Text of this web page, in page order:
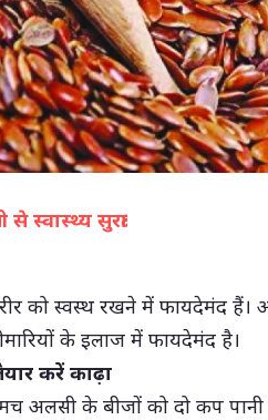
स्वास्थ्य सुरक्षा
को स्वस्थ रखने में फायदेमंद
के इलाज में फायदेमंद है।
करें काढ़ा
अलसी के बीजों को दो कप